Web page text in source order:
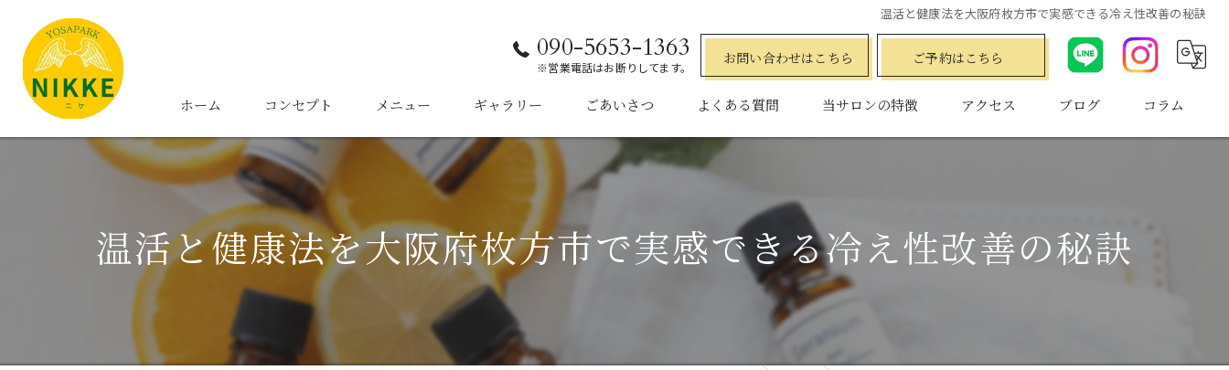
温活と健康法を大阪府枚方市で実感できる冷え性改善の秘訣
090-5653-1363
※営業電話はお断りしてます。 お問い合わせはこちら ご予約はこちら
ホーム コンセプト メニュー ギャラリー ごあいさつ よくある質問 当サロンの特徴
プライベートサロン
小顔
フェムケア
アクセス ブログ コラム
温活と健康法を大阪府枚方市で実感できる冷え性改善の秘訣